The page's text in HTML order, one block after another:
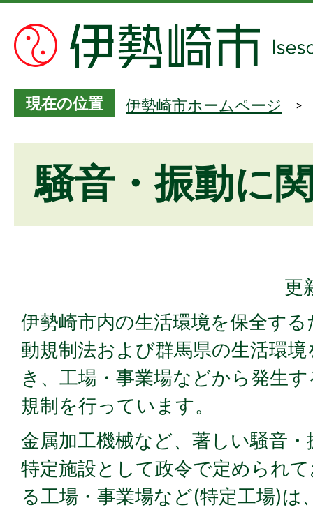
現在の位置 伊勢崎市ホームページ
騒音・振動に
更
伊勢崎市内の生活環境を保全す
動規制法および群馬県の生活環
き、工場・事業場などから発生
規制を行っています。
金属加工機械など、著しい騒音
特定施設として政令で定められ
る工場・事業場など(特定工場)は